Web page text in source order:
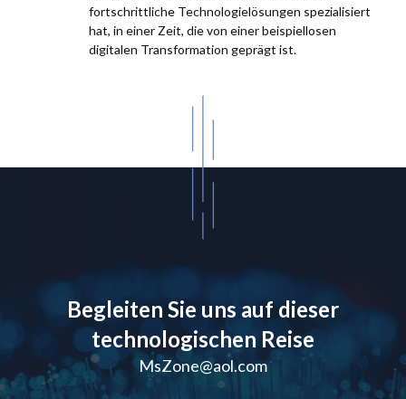
fortschrittliche Technologielösungen spezialisiert
hat, in einer Zeit, die von einer beispiellosen
digitalen Transformation geprägt ist.
Begleiten Sie uns auf dieser
technologischen Reise
MsZone@aol.com